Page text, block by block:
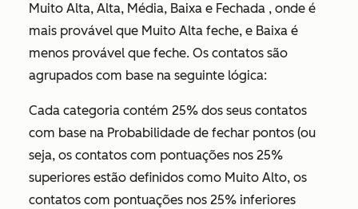
Muito Alta, Alta, Média, Baixa e Fechada , onde é
mais provável que Muito Alta feche, e Baixa é
menos provável que feche. Os contatos são
agrupados com base na seguinte lógica:
Cada categoria contém 25% dos seus contatos
com base na Probabilidade de fechar pontos (ou
seja, os contatos com pontuações nos 25%
superiores estão definidos como Muito Alto, os
contatos com pontuações nos 25% inferiores